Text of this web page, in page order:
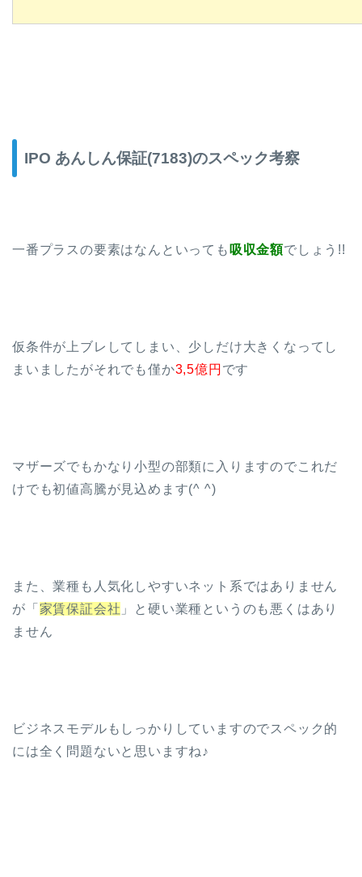
IPO あんしん保証(7183)のスペック考察
一番プラスの要素はなんといっても 吸収金額でしょう!!
仮条件が上ブレしてしまい、少しだけ大きくなってし
まいましたがそれでも僅か3,5億円 です
マザーズでもかなり小型の部類に入りますのでこれだ
けでも初値高騰が見込めます(^ ^)
また、業種も人気化しやすいネット系ではありません
が「 家賃保証会社 」と硬い業種というのも悪くはあり
ません
ビジネスモデルもしっかりしていますのでスペック的
には全く問題ないと思いますね♪